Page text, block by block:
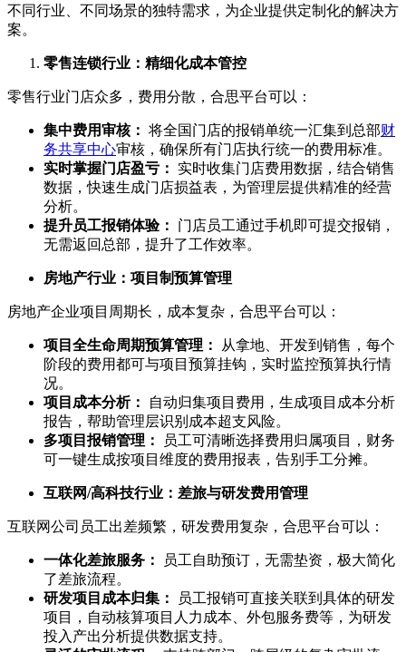
不同行业、不同场景的独特需求，为企业提供定制化的解决方
案。
零售连锁行业：精细化成本管控
零售行业门店众多，费用分散，合思平台可以：
集中费用审核： 将全国门店的报销单统一汇集到总部财
务共享中心审核，确保所有门店执行统一的费用标准。
实时掌握门店盈亏：
实时收集门店费用数据，结合销售
数据，快速生成门店损益表，为管理层提供精准的经营
分析。
提升员工报销体验：
门店员工通过手机即可提交报销，
无需返回总部，提升了工作效率。
房地产行业：项目制预算管理
房地产企业项目周期长，成本复杂，合思平台可以：
项目全生命周期预算管理：
从拿地、开发到销售，每个
阶段的费用都可与项目预算挂钩，实时监控预算执行情
况。
项目成本分析：
自动归集项目费用，生成项目成本分析
报告，帮助管理层识别成本超支风险。
多项目报销管理：
员工可清晰选择费用归属项目，财务
可一键生成按项目维度的费用报表，告别手工分摊。
互联网/高科技行业：差旅与研发费用管理
互联网公司员工出差频繁，研发费用复杂，合思平台可以：
一体化差旅服务：
员工自助预订，无需垫资，极大简化
了差旅流程。
研发项目成本归集：
员工报销可直接关联到具体的研发
项目，自动核算项目人力成本、外包服务费等，为研发
投入产出分析提供数据支持。